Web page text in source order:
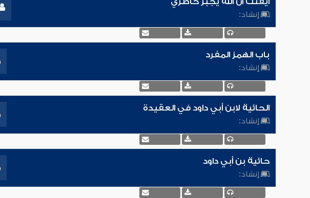
إنشاد:
باب الهمز المفرد
إنشاد:
الحائية لابن أبي داود في العقيدة
إنشاد:
حائية بن أبي داود
إنشاد: